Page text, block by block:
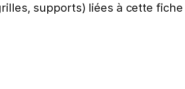
supports) liées à cette